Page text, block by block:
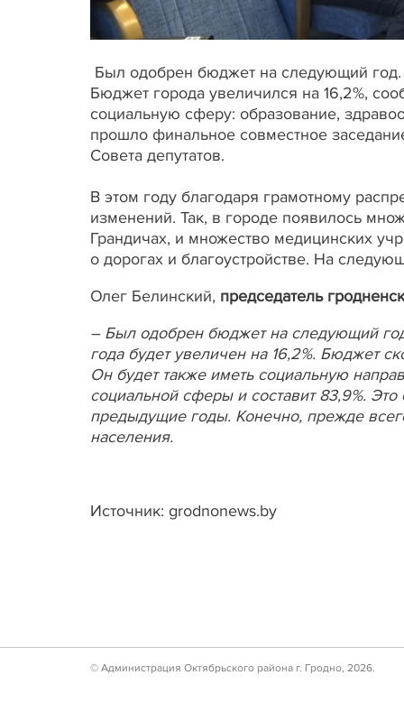
Был одобрен бюджет на следующий год.
Бюджет города увеличился на 16,2%,
социальную сферу: образование,
прошло финальное совместное
Совета депутатов.
В этом году благодаря грамотному
изменений. Так, в городе появилось
Грандичах, и множество медицинских
о дорогах и благоустройстве. На
Олег Белинский, председатель
– Был одобрен бюджет на следующий
года будет увеличен на 16,2%. Бюджет
Он будет также иметь социальную
социальной сферы и составит 83,9%.
предыдущие годы. Конечно, прежде
населения.
Источник: grodnonews.by
© Администрация Октябрьского района г. Гродно, 2026.